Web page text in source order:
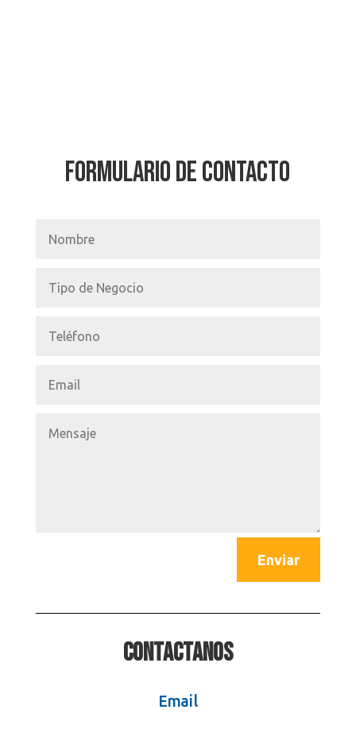
FORMULARIO DE CONTACTO
Enviar
Contactanos
Email